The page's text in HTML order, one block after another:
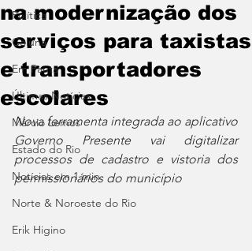
Política
Coluna
Em Pauta
Últimas Notícias
Márcio Lemos
Estado do Rio
Notícias em 1 min
Norte & Noroeste do Rio
Erik Higino
na modernização dos
serviços para taxistas
e transportadores
escolares
Nova ferramenta integrada ao aplicativo
Governo Presente vai digitalizar
processos de cadastro e vistoria dos
permissionários do município